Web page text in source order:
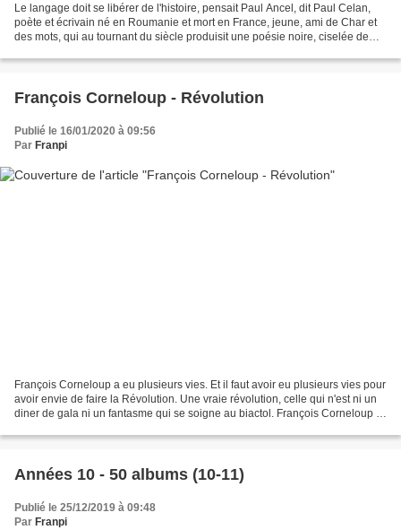
Le langage doit se libérer de l'histoire, pensait Paul Ancel, dit Paul Celan,
poète et écrivain né en Roumanie et mort en France, jeune, ami de Char et
des mots, qui au tournant du siècle produisit une poésie noire, ciselée de
François Corneloup - Révolution
Publié le 16/01/2020 à 09:56
Par Franpi
François Corneloup a eu plusieurs vies. Et il faut avoir eu plusieurs vies pour
avoir envie de faire la Révolution. Une vraie révolution, celle qui n'est ni un
diner de gala ni un fantasme qui se soigne au biactol. François Corneloup a
Années 10 - 50 albums (10-11)
Publié le 25/12/2019 à 09:48
Par Franpi